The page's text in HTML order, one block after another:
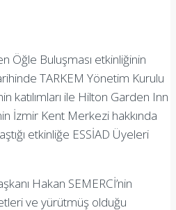
Öğle Buluşması etkinliğinin
TARKEM Yönetim Kurulu
katılımları ile Hilton Garden Inn
İzmir Kent Merkezi hakkında
etkinliğe ESSİAD Üyeleri
Hakan SEMERCİ’nin
ve yürütmüş olduğu